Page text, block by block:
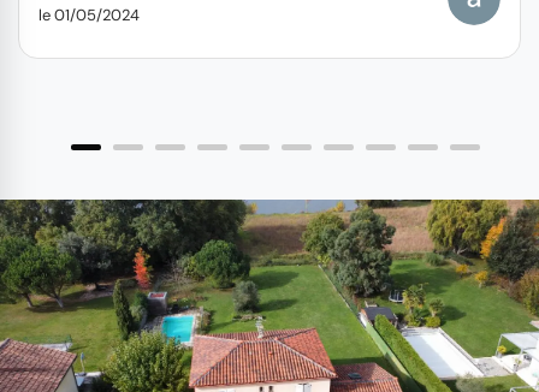
le 01/05/2024